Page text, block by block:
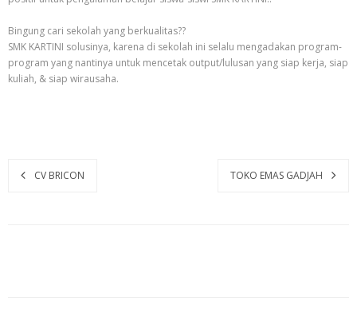
Bingung cari sekolah yang berkualitas??
SMK KARTINI solusinya, karena di sekolah ini selalu mengadakan program-
program yang nantinya untuk mencetak output/lulusan yang siap kerja, siap
kuliah, & siap wirausaha.
CV BRICON TOKO EMAS GADJAH